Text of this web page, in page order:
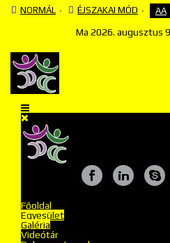
NORMÁL ÉJSZAKAI MÓD AA
Ma 2026. augusztus
Főoldal
Egyesület
Galéria
Videótár